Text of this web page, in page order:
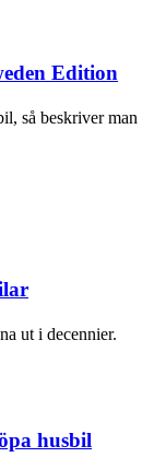
Edition
så beskriver man
ut i decennier.
husbil